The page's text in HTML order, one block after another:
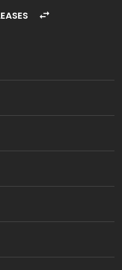
en esta vida, Ye Cangxuan se
y ha experimentado la